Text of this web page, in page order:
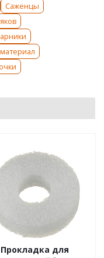
Саженцы
Прокладка для